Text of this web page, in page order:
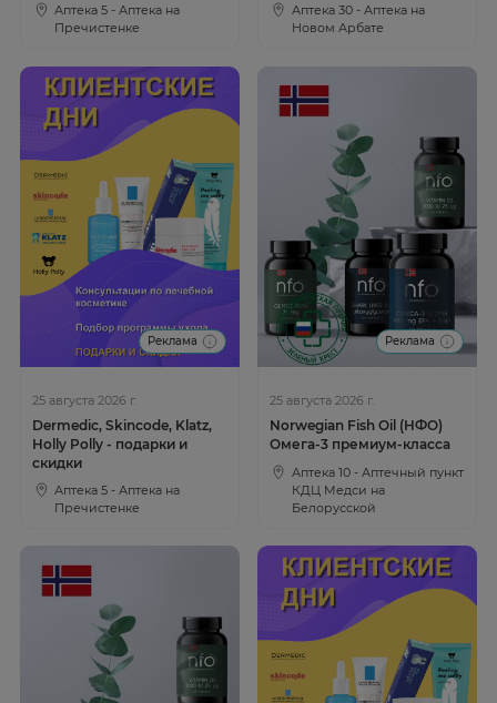
Аптека 5 - Аптека на
Пречистенке
Аптека 30 - Аптека на
Новом Арбате
Реклама
25 августа 2026 г.
Dermedic, Skincode, Klatz,
Holly Polly - подарки и
скидки
Аптека 5 - Аптека на
Пречистенке
Реклама
25 августа 2026 г.
Norwegian Fish Oil (НФО)
Омега-3 премиум-класса
Аптека 10 - Аптечный пункт
КДЦ Медси на
Белорусской